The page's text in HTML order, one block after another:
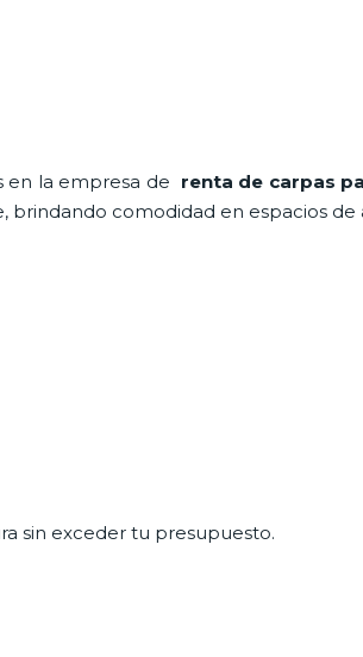
en la empresa de renta de carpas
comodidad en espacios
sin exceder tu presupuesto.